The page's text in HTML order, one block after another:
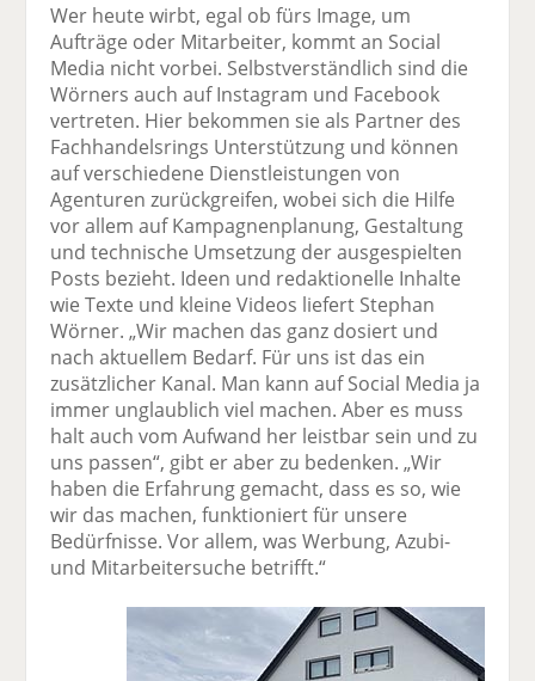
Wer heute wirbt, egal ob fürs Image, um
Aufträge oder Mitarbeiter, kommt an Social
Media nicht vorbei. Selbstverständlich sind die
Wörners auch auf Instagram und Facebook
vertreten. Hier bekommen sie als Partner des
Fachhandelsrings Unterstützung und können
auf verschiedene Dienstleistungen von
Agenturen zurückgreifen, wobei sich die Hilfe
vor allem auf Kampagnenplanung, Gestaltung
und technische Umsetzung der ausgespielten
Posts bezieht. Ideen und redaktionelle Inhalte
wie Texte und kleine Videos liefert Stephan
Wörner. „Wir machen das ganz dosiert und
nach aktuellem Bedarf. Für uns ist das ein
zusätzlicher Kanal. Man kann auf Social Media ja
immer unglaublich viel machen. Aber es muss
halt auch vom Aufwand her leistbar sein und zu
uns passen“, gibt er aber zu bedenken. „Wir
haben die Erfahrung gemacht, dass es so, wie
wir das machen, funktioniert für unsere
Bedürfnisse. Vor allem, was Werbung, Azubi-
und Mitarbeitersuche betrifft.“